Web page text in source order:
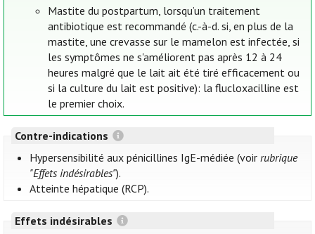
Mastite du postpartum, lorsqu’un traitement
antibiotique est recommandé (c.-à-d. si, en plus de la
mastite, une crevasse sur le mamelon est infectée, si
les symptômes ne s'améliorent pas après 12 à 24
heures malgré que le lait ait été tiré efficacement ou
si la culture du lait est positive): la flucloxacilline est
le premier choix.
Contre-indications
Hypersensibilité aux pénicillines IgE-médiée (voirrubrique
"Effets indésirables").
Atteinte hépatique (RCP).
Effets indésirables